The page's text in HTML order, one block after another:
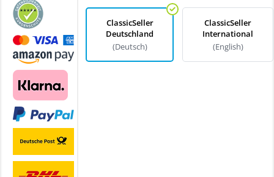
ClassicSeller
Deutschland
(Deutsch)
ClassicSeller
International
(English)